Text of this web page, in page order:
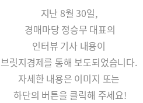
지난 8월 30일,
경매마당 정승무 대표의
인터뷰 기사 내용이
브릿지경제를 통해 보도되었습니다.
자세한 내용은 이미지 또는
하단의 버튼을 클릭해 주세요!